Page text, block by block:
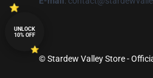
© Stardew Valley Store -
UNLOCK
10% OFF